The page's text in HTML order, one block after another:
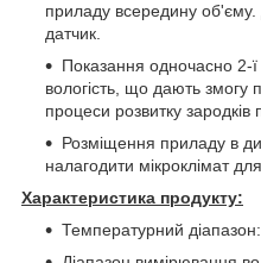
приладу всередину об'єму.
датчик.
Показання одночасно 2-
вологість, що дають змогу
процеси розвитку зародків
Розміщення приладу в
налагодити мікроклімат
Характеристика продукту:
Температурний